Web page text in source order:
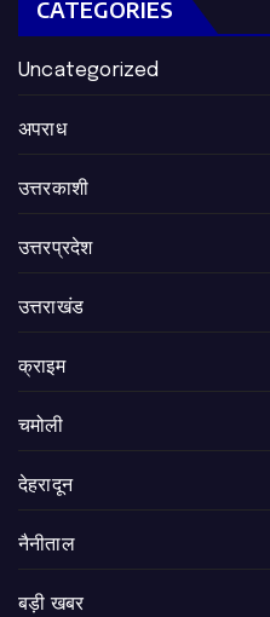
CATEGORIES
Uncategorized
अपराध
उत्तरकाशी
उत्तरप्रदेश
उत्तराखंड
क्राइम
चमोली
देहरादून
नैनीताल
बड़ी खबर